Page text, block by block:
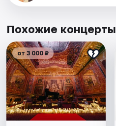
Похожие концерты
от 3 000 ₽